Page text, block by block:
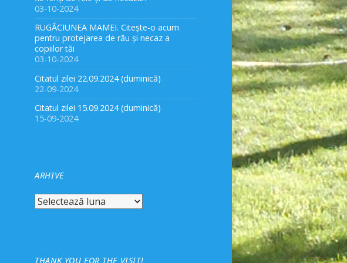
03-10-2024
RUGĂCIUNEA MAMEI. Citește-o acum
pentru protejarea de rău și necaz a
copiilor tăi
03-10-2024
Citatul zilei 22.09.2024 (duminică)
22-09-2024
Citatul zilei 15.09.2024 (duminică)
15-09-2024
ARHIVE
Arhive
THANK YOU FOR THE VISIT!